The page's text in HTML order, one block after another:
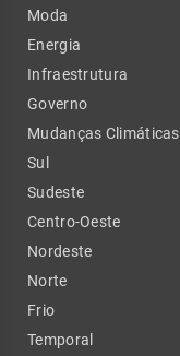
Moda
Energia
Infraestrutura
Governo
Mudanças Climáticas
Sul
Sudeste
Centro-Oeste
Nordeste
Norte
Frio
Temporal